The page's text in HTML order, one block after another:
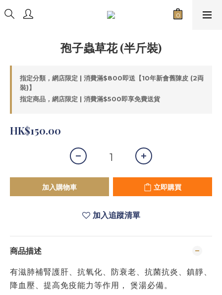
孢子蟲草花 (半斤裝)
指定分類，網店限定 | 消費滿$800即送【10年新會舊陳皮 (2両
裝)】
指定商品，網店限定 | 消費滿$500即享免費送貨
HK$150.00
加入購物車 立即購買
加入追蹤清單
商品描述
有滋肺補腎護肝、抗氧化、防衰老、抗菌抗炎、鎮靜、
降血壓、提高免疫能力等作用， 煲湯必備。